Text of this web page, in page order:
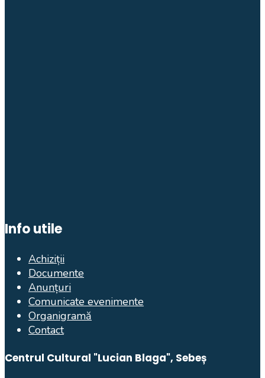
Info utile
Achiziții
Documente
Anunțuri
Comunicate evenimente
Organigramă
Contact
Centrul Cultural "Lucian Blaga", Sebeș